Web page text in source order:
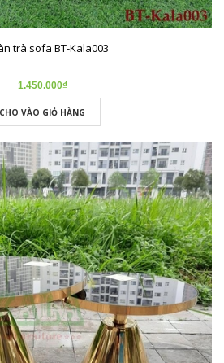
trà sofa BT-Kala003
1.450.000₫
CHO VÀO GIỎ HÀNG